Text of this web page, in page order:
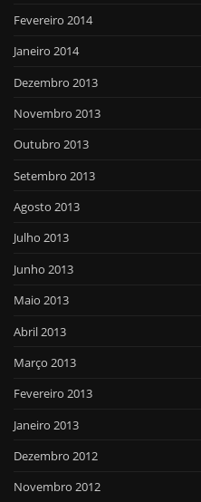
Fevereiro 2014
Janeiro 2014
Dezembro 2013
Novembro 2013
Outubro 2013
Setembro 2013
Agosto 2013
Julho 2013
Junho 2013
Maio 2013
Abril 2013
Março 2013
Fevereiro 2013
Janeiro 2013
Dezembro 2012
Novembro 2012